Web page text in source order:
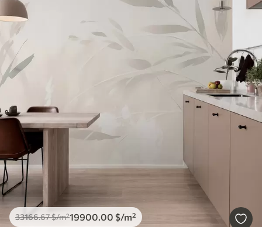
33166.67$/m²19900.00 $/m²